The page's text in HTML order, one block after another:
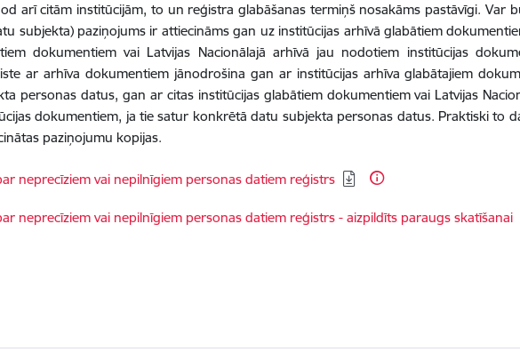
arī citām institūcijām, to un reģistra glabāšanas termiņš nosakāms pastāvīgi. Var
subjekta) paziņojums ir attiecināms gan uz institūcijas arhīvā glabātiem
dokumentiem vai Latvijas Nacionālajā arhīvā jau nodotiem institūcijas
ar arhīva dokumentiem jānodrošina gan ar institūcijas arhīva glabātajiem
personas datus, gan ar citas institūcijas glabātiem dokumentiem vai Latvijas
dokumentiem, ja tie satur konkrētā datu subjekta personas datus. Praktiski to
paziņojumu kopijas.
neprecīziem vai nepilnīgiem personas datiem reģistrs
neprecīziem vai nepilnīgiem personas datiem reģistrs - aizpildīts paraugs skatīšanai